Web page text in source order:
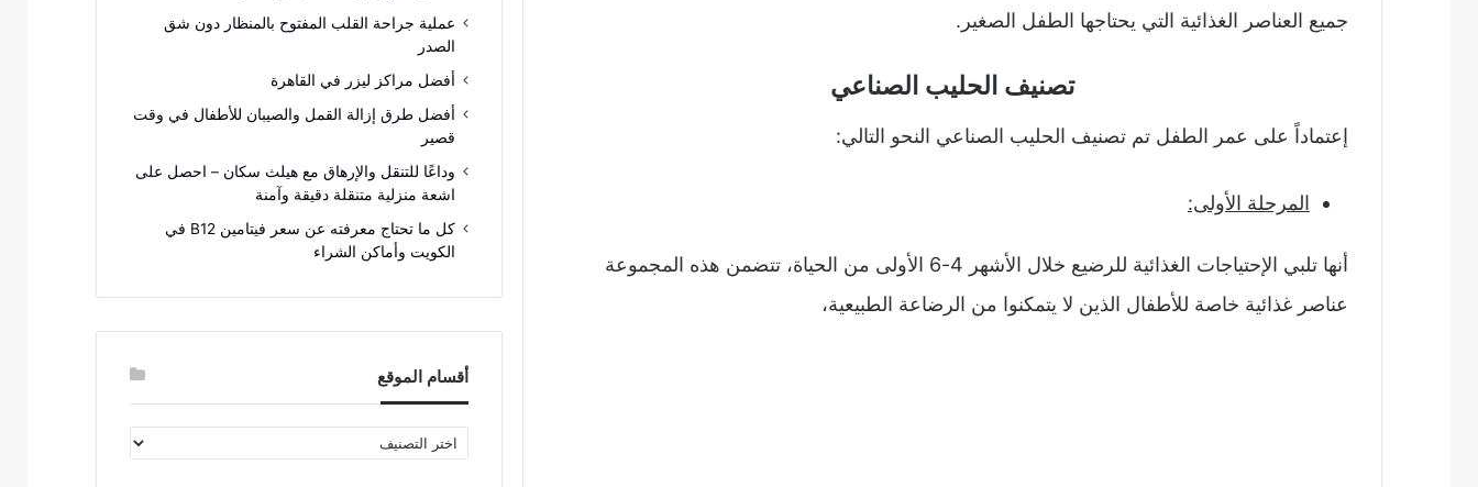
جميع العناصر الغذائية التي يحتاجها الطفل الصغير.
تصنيف الحليب الصناعي
إعتماداً على عمر الطفل تم تصنيف الحليب الصناعي النحو التالي:
المرحلة الأولى:
أنها تلبي الإحتياجات الغذائية للرضيع خلال الأشهر 4-6 الأولى من الحياة، تتضمن هذه المجموعة
عناصر غذائية خاصة للأطفال الذين لا يتمكنوا من الرضاعة الطبيعية،
عملية جراحة القلب المفتوح بالمنظار دون شق
الصدر
أفضل مراكز ليزر في القاهرة
أفضل طرق إزالة القمل والصيبان للأطفال في وقت
قصير
وداعًا للتنقل والإرهاق مع هيلث سكان – احصل على
اشعة منزلية متنقلة دقيقة وآمنة
كل ما تحتاج معرفته عن سعر فيتامين B12 في
الكويت وأماكن الشراء
أقسام الموقع
أقسام
الموقع